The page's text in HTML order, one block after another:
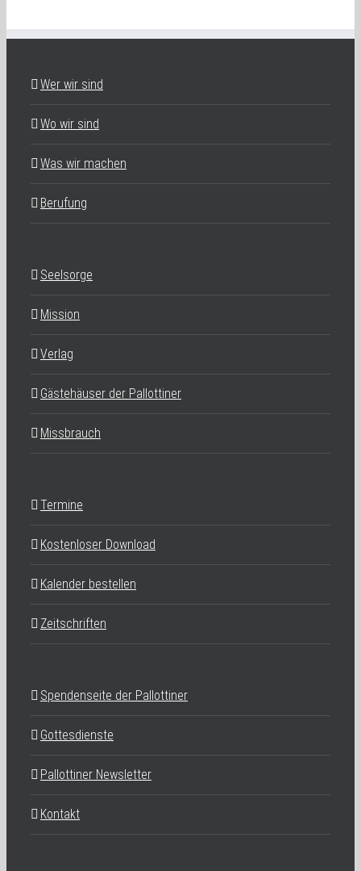
Wer wir sind
Wo wir sind
Was wir machen
Berufung
Seelsorge
Mission
Verlag
Gästehäuser der Pallottiner
Missbrauch
Termine
Kostenloser Download
Kalender bestellen
Zeitschriften
Spendenseite der Pallottiner
Gottesdienste
Pallottiner Newsletter
Kontakt